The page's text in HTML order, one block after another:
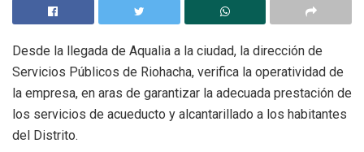
Desde la llegada de Aqualia a la ciudad, la dirección de
Servicios Públicos de Riohacha, verifica la operatividad de
la empresa, en aras de garantizar la adecuada prestación de
los servicios de acueducto y alcantarillado a los habitantes
del Distrito.